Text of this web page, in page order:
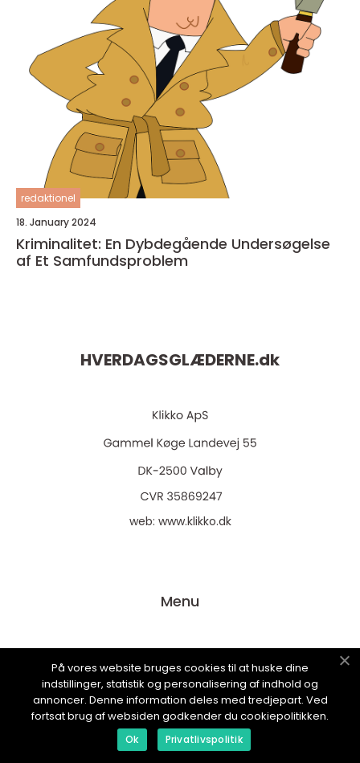
redaktionel
18. January 2024
Kriminalitet: En Dybdegående Undersøgelse
af Et Samfundsproblem
HVERDAGSGLÆDERNE.dk
web: www.klikko.dk
Menu
Om os
Cookies
Kontakt os
Sitemap
På vores website bruges cookies til at huske dine
indstillinger, statistik og personalisering af indhold og
annoncer. Denne information deles med tredjepart. Ved
fortsat brug af websiden godkender du cookiepolitikken.
Ok Privatlivspolitik